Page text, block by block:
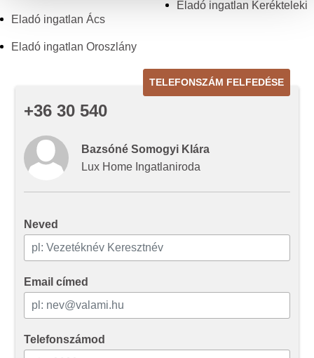
közösségi média-, hirdető- és elemező partnereinkkel
adatait, akik kombinálhatják az adatokat más olyan
Ön által használt más szolgáltatásokból gyűjtöttek.
Eladó ingatlan Ács
Eladó ingatlan Oroszlány
Eladó ingatlan Kerékteleki
+36 30 540
TELEFONSZÁM FELFEDÉSE
Bazsóné Somogyi Klára
Lux Home Ingatlaniroda
Neved
Email címed
Telefonszámod